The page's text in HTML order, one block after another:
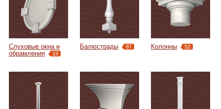
Слуховые окна и
обрамления
19
Балюстрады 87 Колонны 52